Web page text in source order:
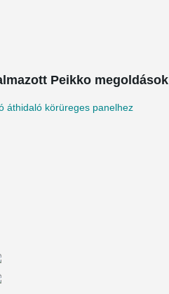
Peikko megoldások
áthidaló körüreges panelhez